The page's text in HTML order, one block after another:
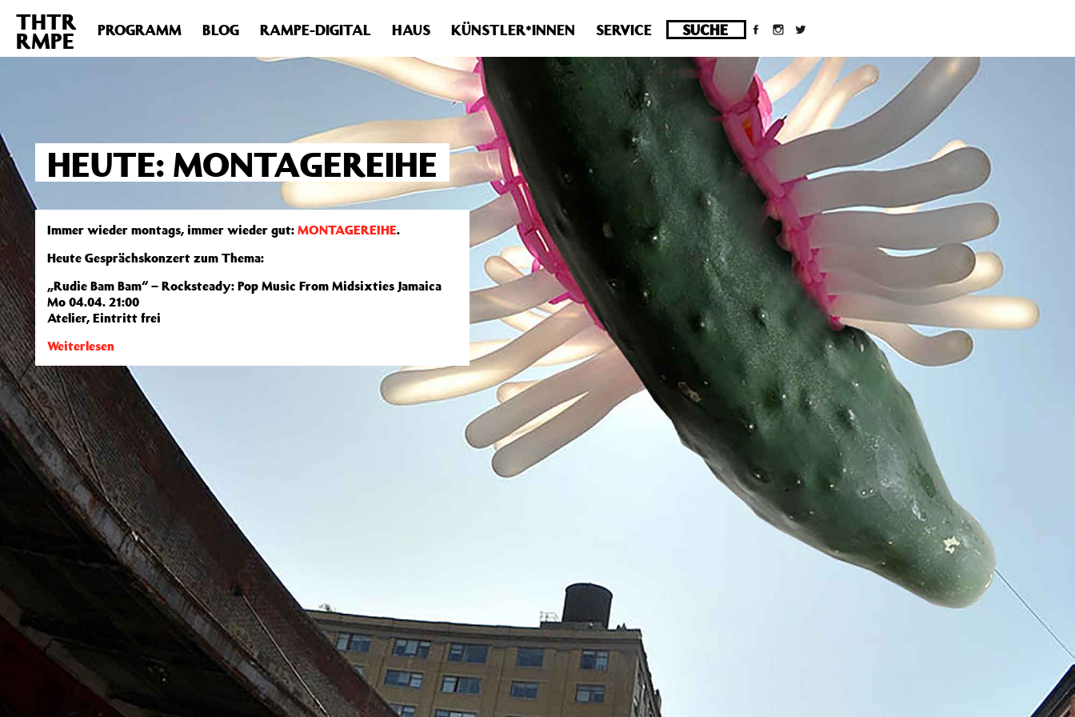
Deprecated : Die Funktion post_permalink ist seit Version 4.4.0 veraltet! Verwende stattdessen get_permalink(). in /homepages/10/d43051023/htdocs/wordpress/wp-
includes/functions.phpon line6031
THTR
RMPE PROGRAMM BLOG RAMPE-DIGITAL HAUS KÜNSTLER*INNEN SERVICE
HEUTE: MONTAGEREIHE
Immer wieder montags, immer wieder gut: MONTAGEREIHE.
Heute Gesprächskonzert zum Thema:
„Rudie Bam Bam“ – Rocksteady: Pop Music From Midsixties Jamaica
Mo 04.04. 21:00
Atelier, Eintritt frei
Weiterlesen